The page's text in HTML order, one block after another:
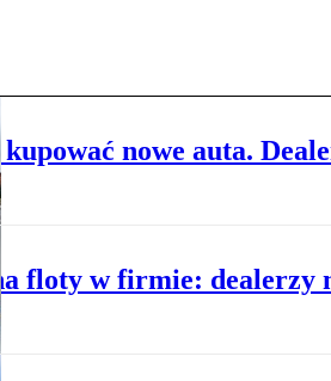
nowe auta.
floty w firmie: dealerzy